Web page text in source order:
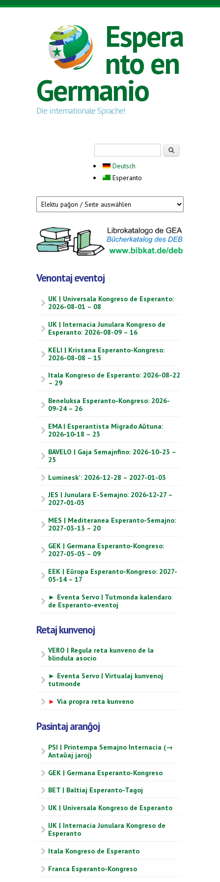
Skip to main content
Espera
nto en
Germanio
Die internationale Sprache!
Deutsch
Esperanto
Venontaj eventoj
UK | Universala Kongreso de Esperanto:
2026-08-01 – 08
IJK | Internacia Junulara Kongreso de
Esperanto: 2026-08-09 – 16
KELI | Kristana Esperanto-Kongreso:
2026-08-08 – 15
Itala Kongreso de Esperanto: 2026-08-22
– 29
Beneluksa Esperanto-Kongreso: 2026-
09-24 – 26
EMA | Esperantista Migrado Aŭtuna:
2026‑10‑18 – 23
BAVELO | Gaja Semajnfino: 2026-10-23 –
25
Luminesk': 2026-12-28 – 2027-01-03
JES | Junulara E-Semajno: 2026‑12‑27 –
2027‑01‑03
MES | Mediteranea Esperanto-Semajno:
2027-03-13 – 20
GEK | Germana Esperanto-Kongreso:
2027-05-05 – 09
EEK | Eŭropa Esperanto-Kongreso: 2027-
05-14 – 17
► Eventa Servo | Tutmonda kalendaro
de Esperanto-eventoj
Retaj kunvenoj
VERO | Regula reta kunveno de la
blindula asocio
► Eventa Servo | Virtualaj kunvenoj
tutmonde
► Via propra reta kunveno
Pasintaj aranĝoj
PSI | Printempa Semajno Internacia (→
Antaŭaj jaroj)
GEK | Germana Esperanto-Kongreso
BET | Baltiaj Esperanto-Tagoj
UK | Universala Kongreso de Esperanto
IJK | Internacia Junulara Kongreso de
Esperanto
Itala Kongreso de Esperanto
Franca Esperanto-Kongreso